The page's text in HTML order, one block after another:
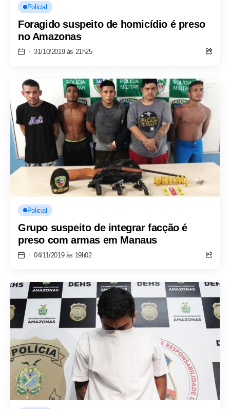
Policial
Foragido suspeito de homicídio é preso
no Amazonas
31/10/2019 às 21h25
Policial
Grupo suspeito de integrar facção é
preso com armas em Manaus
04/11/2019 às 19h02